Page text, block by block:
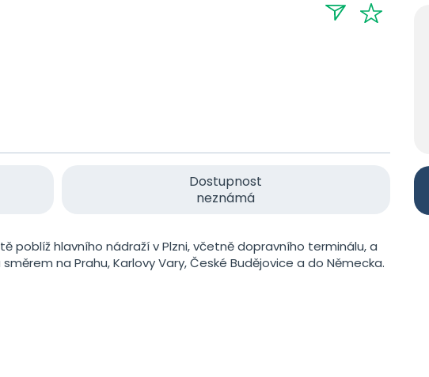
Dostupnost
neznámá
poblíž hlavního nádraží v Plzni, včetně dopravního terminálu, a
na Prahu, Karlovy Vary, České Budějovice a do Německa.